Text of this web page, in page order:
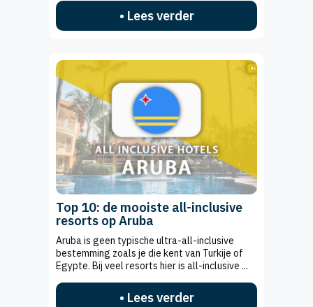
• Lees verder
Top 10: de mooiste all-inclusive
resorts op Aruba
Aruba is geen typische ultra-all-inclusive
bestemming zoals je die kent van Turkije of
Egypte. Bij veel resorts hier is all-inclusive ...
• Lees verder